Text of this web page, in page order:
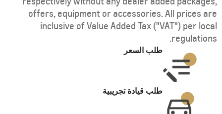
offers, equipment or accessories. All prices are
inclusive of Value Added Tax ("VAT") per local
regulations.
طلب السعر
طلب قيادة تجريبية